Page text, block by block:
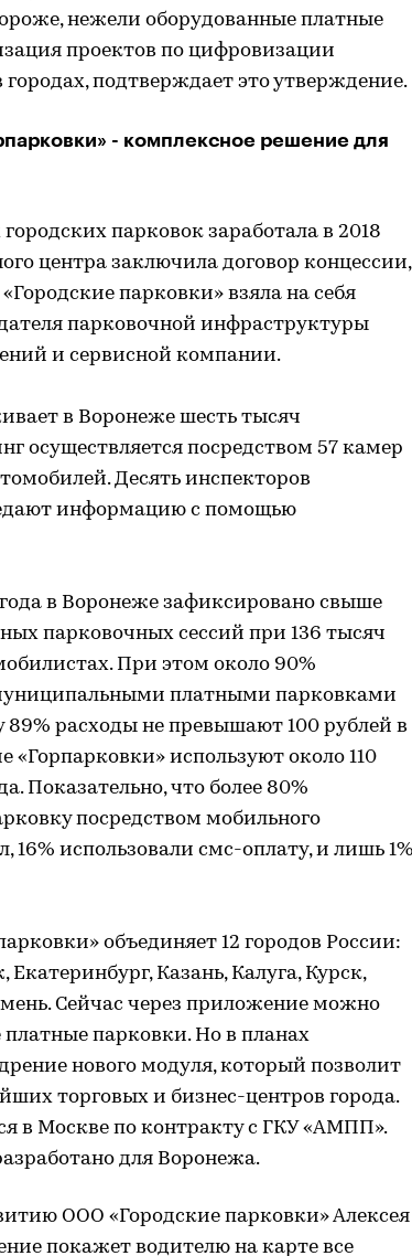
нежели оборудованные платные
проектов по цифровизации
подтверждает это утверждение.
- комплексное решение для
парковок заработала в 2018
центра заключила договор концессии,
парковки» взяла на себя
парковочной инфраструктуры
и сервисной компании.
в Воронеже шесть тысяч
осуществляется посредством 57 камер
Десять инспекторов
информацию с помощью
в Воронеже зафиксировано свыше
парковочных сессий при 136 тысяч
При этом около 90%
платными парковками
89% расходы не превышают 100 рублей в
используют около 110
Показательно, что более 80%
посредством мобильного
16% использовали смс-оплату, и лишь 1%
объединяет 12 городов России:
Казань, Калуга, Курск,
Сейчас через приложение можно
платные парковки. Но в планах
нового модуля, который позволит
торговых и бизнес-центров города.
в Москве по контракту с ГКУ «АМПП».
для Воронежа.
ООО «Городские парковки» Алексея
покажет водителю на карте все